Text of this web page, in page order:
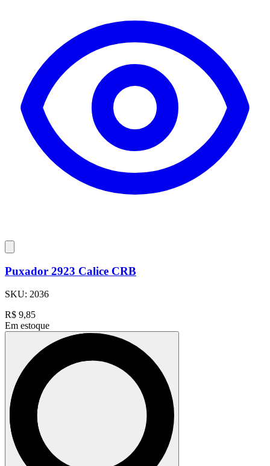
Puxador 2923 Calice CRB
SKU: 2036
R$ 9,85
Em estoque